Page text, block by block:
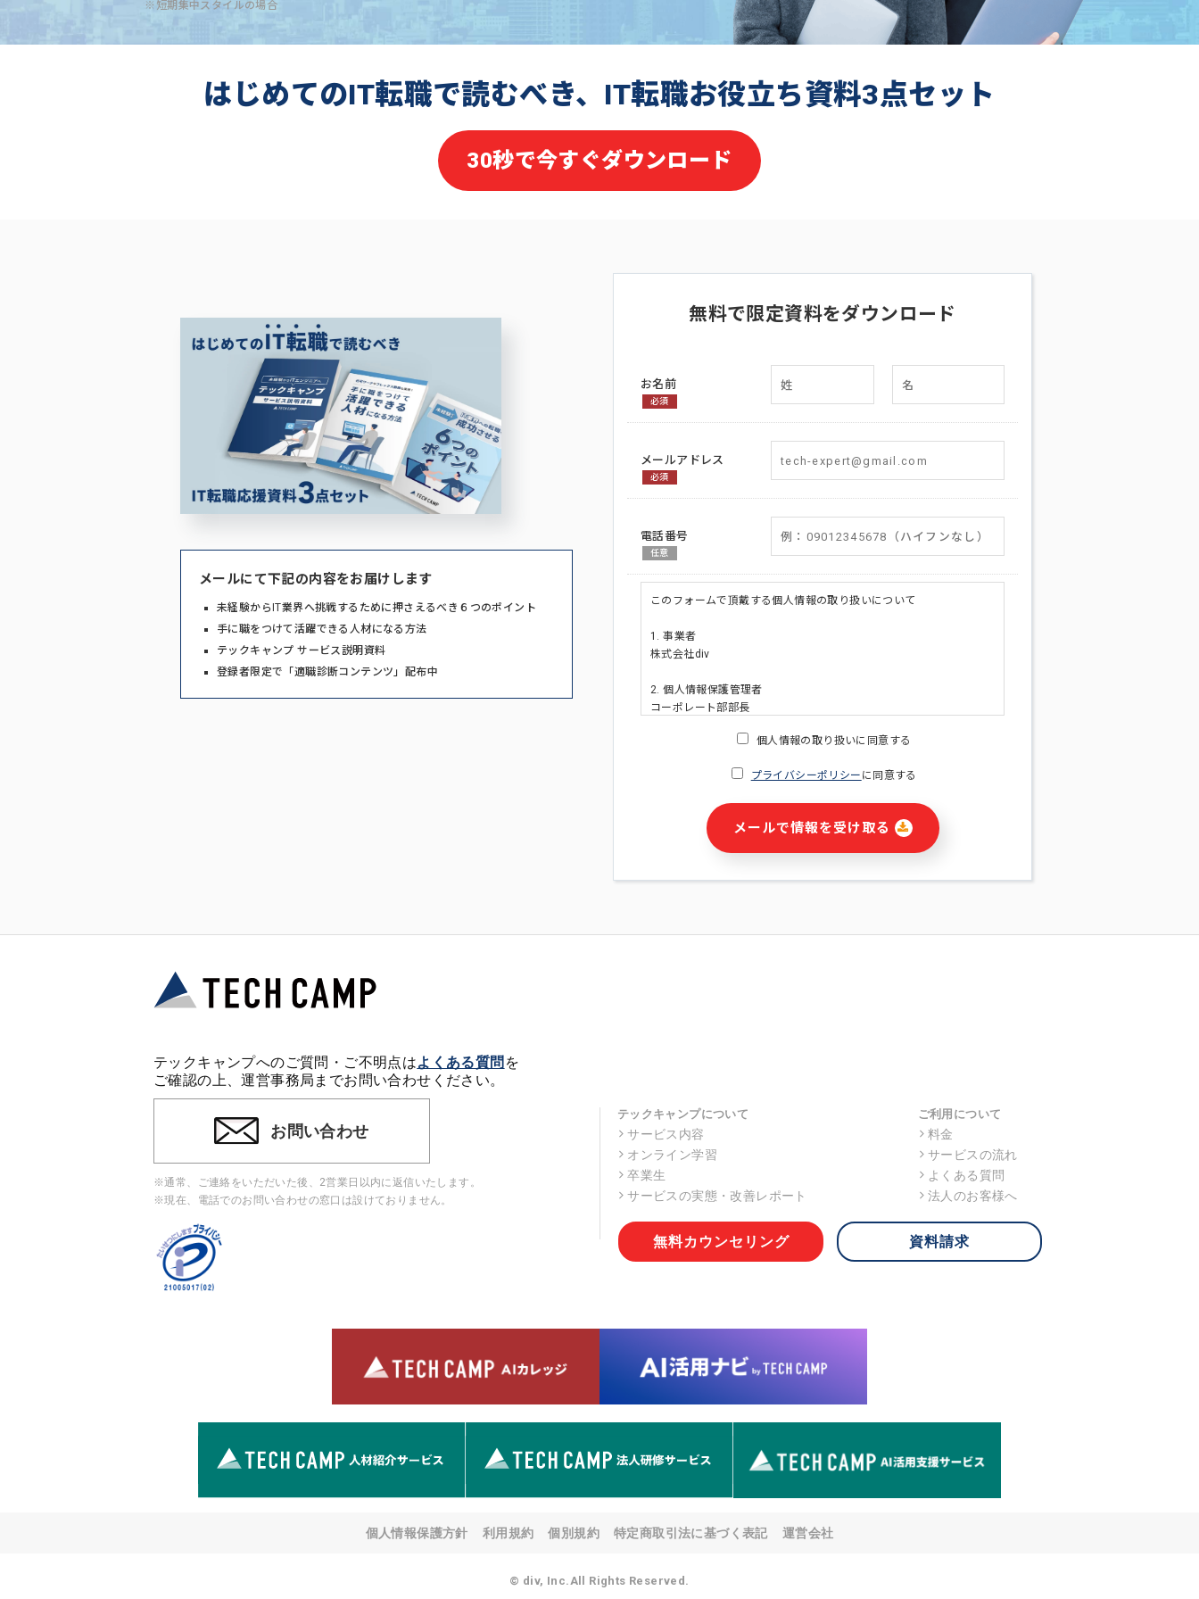
※短期集中スタイルの場合
はじめてのIT転職で読むべき、IT転職お役立ち資料3点セット
30秒で今すぐダウンロード
メールにて下記の内容をお届けします
未経験からIT業界へ挑戦するために押さえるべき６つのポイント
手に職をつけて活躍できる人材になる方法
テックキャンプ サービス説明資料
登録者限定で「適職診断コンテンツ」配布中
無料で限定資料をダウンロード
お名前
必須
メールアドレス
必須
電話番号
任意
このフォームで頂戴する個人情報の取り扱いについて
1. 事業者
株式会社div
2. 個人情報保護管理者
コーポレート部部長
・ご請求された資料の送付のため
・本サービス及び本サービスに関連する情報(当社及び第三者のサー
ビス又は商品等の広告配信・宣伝を含みますが、それらに限定されま
せん)の提供又はそれらに関する連絡のため
5. 個人情報取扱いの委託
当社は事業運営上、前項利用目的の範囲に限って個人情報を外部に委
託することがあります。この場合、個人情報保護水準の高い委託先を
選定し、個人情報の適正管理・機密保持についての契約を交わし、適
6. 個人情報の開示等の請求 ご本人様は、当社に対してご自身の個人
情報の開示等(利用目的の通知、開示、内容の訂正・追加・削除、利
す。ただし、申請が本人確認が不可能な場合や、個人情報保護法の定
す。 なお、アクセスログなどの個人情報以外の情報については、原則
【お問合せ窓口】
株式会社div 個人情報問合せ窓口
〒107-0052 東京都港区赤坂8-4-14 青山タワープレイス6階
メールアドレス:privacy_policy@di-v.co.jp
ご本人様が当社に個人情報を提供されるかどうかは任意によるもので
個人情報の取り扱いに同意する
プライバシーポリシー に同意する
メールで情報を受け取る
テックキャンプへのご質問・ご不明点はよくある質問 を
ご確認の上、運営事務局までお問い合わせください。
お問い合わせ
※通常、ご連絡をいただいた後、2営業日以内に返信いたします。
※現在、電話でのお問い合わせの窓口は設けておりません。
テックキャンプについて
サービス内容
オンライン学習
卒業生
サービスの実態・改善レポート
ご利用について
料金
サービスの流れ
よくある質問
法人のお客様へ
無料カウンセリング 資料請求
個人情報保護方針 利用規約 個別規約 特定商取引法に基づく表記 運営会社
© div, Inc.All Rights Reserved.